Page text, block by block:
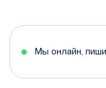
5
Мы онлайн,